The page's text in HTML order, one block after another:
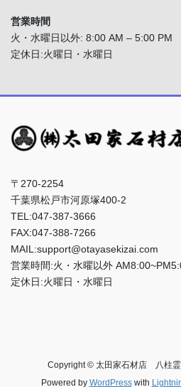
営業時間
火・水曜日以外: 8:00 AM – 5:00 PM
定休日:火曜日・水曜日
〒270-2254
千葉県松戸市河原塚400-2
TEL:047-387-3666
FAX:047-388-7266
MAIL:support@otayasekizai.com
営業時間:火・水曜以外
定休日:火曜日・水曜日
Copyright © 太田家石材店 八柱霊
Powered by WordPresswith